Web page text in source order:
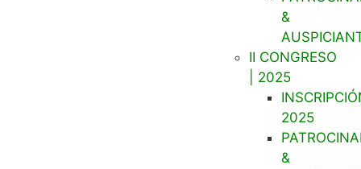
&
II CONGRESO
| 2025
2025
&